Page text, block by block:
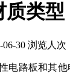
类型
30 浏览人次
电路板和其